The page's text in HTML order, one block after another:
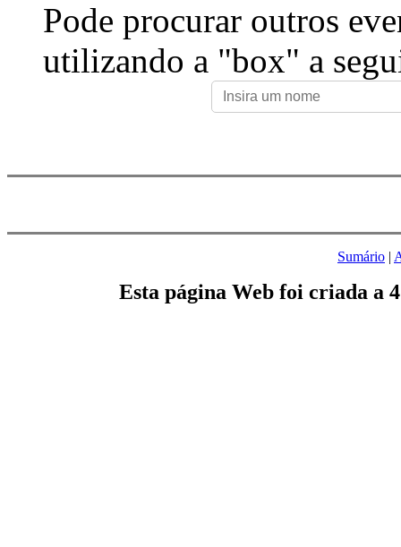
Pode procurar outros
utilizando a "box" a
Sumário |
Esta página Web foi criada a